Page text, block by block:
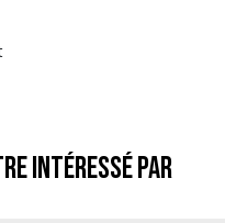
intéressé par